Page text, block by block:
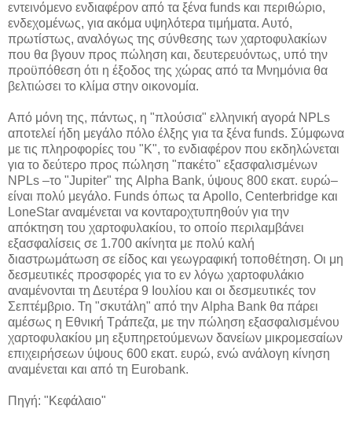
εντεινόμενο ενδιαφέρον από τα ξένα funds και περιθώριο,
ενδεχομένως, για ακόμα υψηλότερα τιμήματα. Αυτό,
πρωτίστως, αναλόγως της σύνθεσης των χαρτοφυλακίων
που θα βγουν προς πώληση και, δευτερευόντως, υπό την
προϋπόθεση ότι η έξοδος της χώρας από τα Μνημόνια θα
βελτιώσει το κλίμα στην οικονομία.
Από μόνη της, πάντως, η "πλούσια" ελληνική αγορά NPLs
αποτελεί ήδη μεγάλο πόλο έλξης για τα ξένα funds. Σύμφωνα
με τις πληροφορίες του "Κ", το ενδιαφέρον που εκδηλώνεται
για το δεύτερο προς πώληση "πακέτο" εξασφαλισμένων
NPLs –το "Jupiter" της Alpha Bank, ύψους 800 εκατ. ευρώ–
είναι πολύ μεγάλο. Funds όπως τα Apollo, Centerbridge και
LoneStar αναμένεται να κονταροχτυπηθούν για την
απόκτηση του χαρτοφυλακίου, το οποίο περιλαμβάνει
εξασφαλίσεις σε 1.700 ακίνητα με πολύ καλή
διαστρωμάτωση σε είδος και γεωγραφική τοποθέτηση. Οι μη
δεσμευτικές προσφορές για το εν λόγω χαρτοφυλάκιο
αναμένονται τη Δευτέρα 9 Ιουλίου και οι δεσμευτικές τον
Σεπτέμβριο. Τη "σκυτάλη" από την Alpha Bank θα πάρει
αμέσως η Εθνική Τράπεζα, με την πώληση εξασφαλισμένου
χαρτοφυλακίου μη εξυπηρετούμενων δανείων μικρομεσαίων
επιχειρήσεων ύψους 600 εκατ. ευρώ, ενώ ανάλογη κίνηση
αναμένεται και από τη Eurobank.
Πηγή: "Κεφάλαιο"